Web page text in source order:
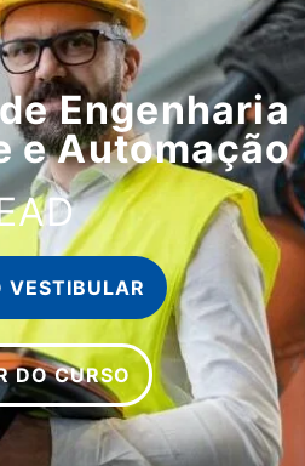
Engenharia
e Automação
VESTIBULAR
DO CURSO